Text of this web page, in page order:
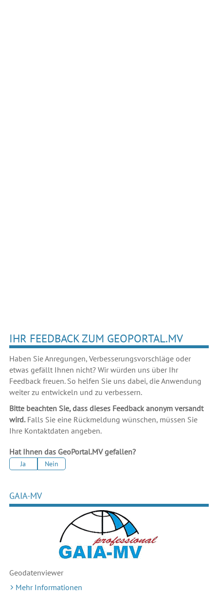
IHR FEEDBACK ZUM GEOPORTAL.MV
Haben Sie Anregungen, Verbesserungsvorschläge oder
etwas gefällt Ihnen nicht? Wir würden uns über Ihr
Feedback freuen. So helfen Sie uns dabei, die Anwendung
weiter zu entwickeln und zu verbessern.
Bitte beachten Sie, dass dieses Feedback anonym versandt
wird.Falls Sie eine Rückmeldung wünschen, müssen Sie
Ihre Kontaktdaten angeben.
Hat Ihnen das GeoPortal.MV gefallen?
Ja Nein
GAIA-MV
Geodatenviewer
Mehr Informationen